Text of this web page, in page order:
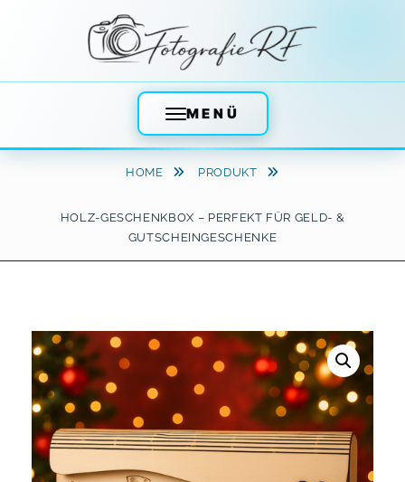
MENÜ
HOME PRODUKT
HOLZ-GESCHENKBOX – PERFEKT FÜR GELD- &
GUTSCHEINGESCHENKE